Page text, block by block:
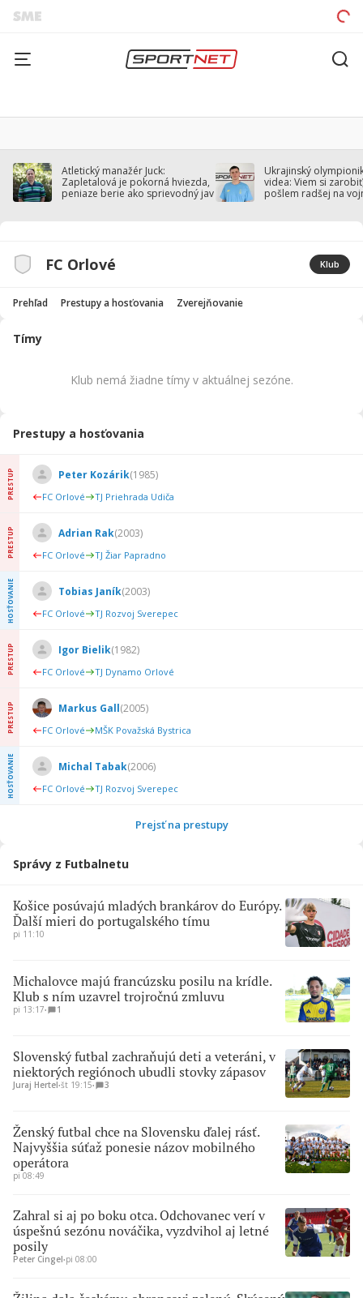
Atletický manažér Juck:
Zapletalová je pokorná hviezda,
peniaze berie ako sprievodný jav
Ukrajinský
videa: Viem si
pošlem radšej na
FC Orlové Klub
Prehľad Prestupy a hosťovania Zverejňovanie
Tímy
Klub nemá žiadne tímy v aktuálnej sezóne.
Prestupy a hosťovania
PRESTUP Peter Kozárik(1985)
FC Orlové TJ Priehrada Udiča
PRESTUP Adrian Rak(2003)
FC Orlové TJ Žiar Papradno
HOSŤOVANIE Tobias Janík(2003)
FC Orlové TJ Rozvoj Sverepec
PRESTUP Igor Bielik(1982)
FC Orlové TJ Dynamo Orlové
PRESTUP Markus Gall(2005)
FC Orlové MŠK Považská Bystrica
HOSŤOVANIE Michal Tabak(2006)
FC Orlové TJ Rozvoj Sverepec
Prejsť na prestupy
Správy z Futbalnetu
Košice posúvajú mladých brankárov do Európy.
Ďalší mieri do portugalského tímu
pi 11:10
Michalovce majú francúzsku posilu na krídle.
Klub s ním uzavrel trojročnú zmluvu
pi 13:17∙ 1
Slovenský futbal zachraňujú deti a veteráni, v
niektorých regiónoch ubudli stovky zápasov
Juraj Hertel∙št 19:15∙ 3
Ženský futbal chce na Slovensku ďalej rásť.
Najvyššia súťaž ponesie názov mobilného
operátora
pi 08:49
Zahral si aj po boku otca. Odchovanec verí v
úspešnú sezónu nováčika, vyzdvihol aj letné
posily
Peter Cingel∙pi 08:00